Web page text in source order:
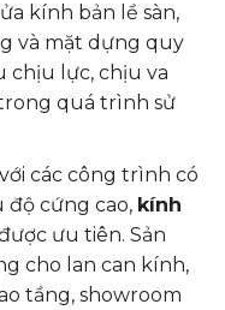
kính bản lề sàn,
và mặt dựng quy
chịu lực, chịu va
quá trình sử
các công trình có
độ cứng cao, kính
ưu tiên. Sản
cho lan can kính,
tầng, showroom